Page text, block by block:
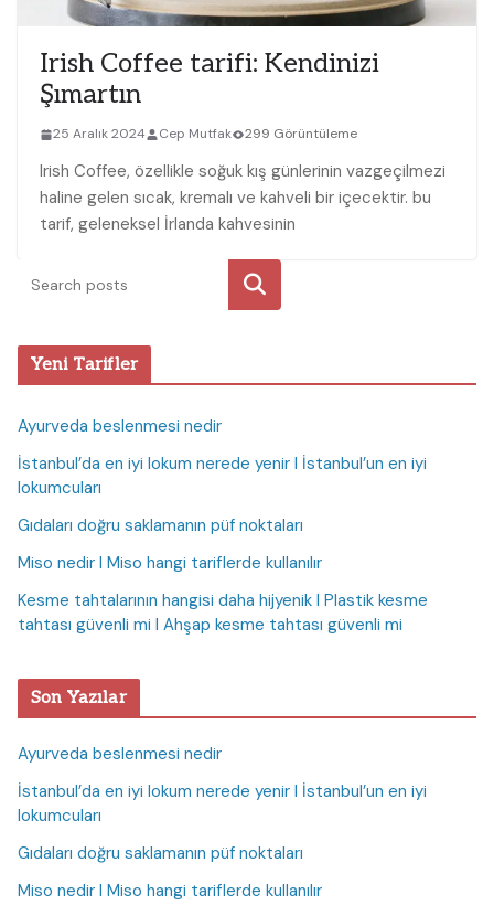
Irish Coffee tarifi: Kendinizi
Şımartın
25 Aralık 2024 Cep Mutfak 299 Görüntüleme
Irish ⁣Coffee, özellikle soğuk kış günlerinin vazgeçilmezi
haline gelen sıcak, kremalı ve ⁢kahveli bir içecektir. ⁤bu
tarif, geleneksel İrlanda‌ kahvesinin
Ara
Yeni Tarifler
Ayurveda beslenmesi nedir
İstanbul’da en iyi lokum nerede yenir I İstanbul’un en iyi
lokumcuları
Gıdaları doğru saklamanın püf noktaları
Miso nedir I Miso hangi tariflerde kullanılır
Kesme tahtalarının hangisi daha hijyenik I Plastik kesme
tahtası güvenli mi I Ahşap kesme tahtası güvenli mi
Son Yazılar
Ayurveda beslenmesi nedir
İstanbul’da en iyi lokum nerede yenir I İstanbul’un en iyi
lokumcuları
Gıdaları doğru saklamanın püf noktaları
Miso nedir I Miso hangi tariflerde kullanılır